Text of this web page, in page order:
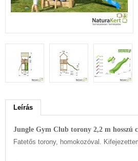
Leírás
Jungle Gym Club torony 2,2 m hosszú
Fatetős torony, homokozóval.